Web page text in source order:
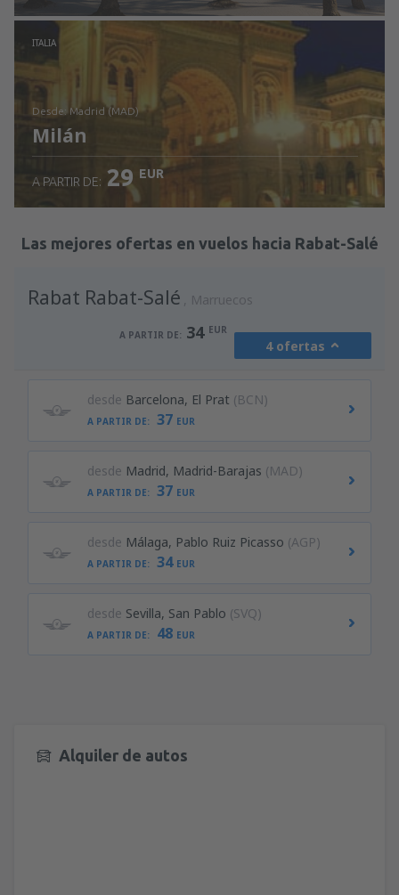
Revisa los detalles
ITALIA
desde: Madrid (MAD)
Milán
Revisa los detalles
A PARTIR DE: 29 EUR
Las mejores ofertas en vuelos hacia Rabat-Salé
Rabat Rabat-Salé Marruecos
A PARTIR DE: 34 EUR
4 ofertas
desde Barcelona, El Prat (BCN)
A PARTIR DE: 37 EUR
desde Madrid, Madrid-Barajas (MAD)
A PARTIR DE: 37 EUR
desde Málaga, Pablo Ruiz Picasso (AGP)
A PARTIR DE: 34 EUR
desde Sevilla, San Pablo (SVQ)
A PARTIR DE: 48 EUR
Alquiler de autos